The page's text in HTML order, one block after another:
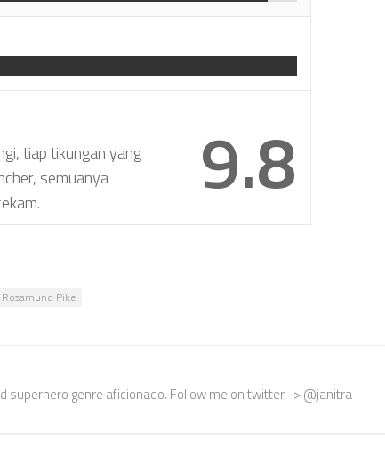
tiap tikungan yang
semuanya
9.8
Rosamund Pike
superhero genre aficionado. Follow me on twitter -> @janitra